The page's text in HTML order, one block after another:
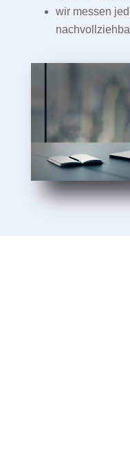
wir messen